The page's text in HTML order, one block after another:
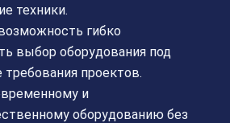
техники.
гибко
выбор оборудования под
проектов.
и
оборудованию без